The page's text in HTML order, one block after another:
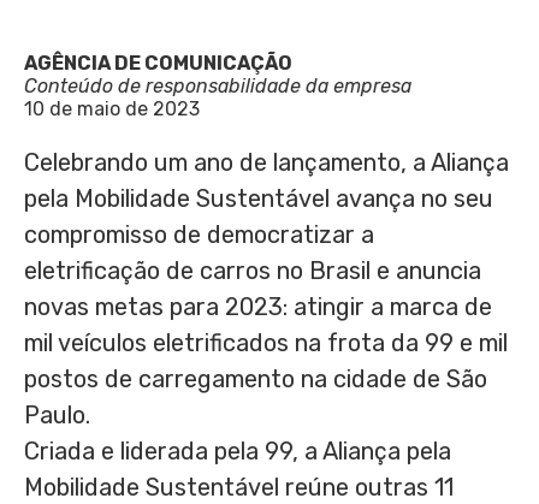
AGÊNCIA DE COMUNICAÇÃO
Conteúdo de responsabilidade da empresa
10 de maio de 2023
Celebrando um ano de lançamento, a Aliança
pela Mobilidade Sustentável avança no seu
compromisso de democratizar a
eletrificação de carros no Brasil e anuncia
novas metas para 2023: atingir a marca de
mil veículos eletrificados na frota da 99 e mil
postos de carregamento na cidade de São
Paulo.
Criada e liderada pela 99, a Aliança pela
Mobilidade Sustentável reúne outras 11